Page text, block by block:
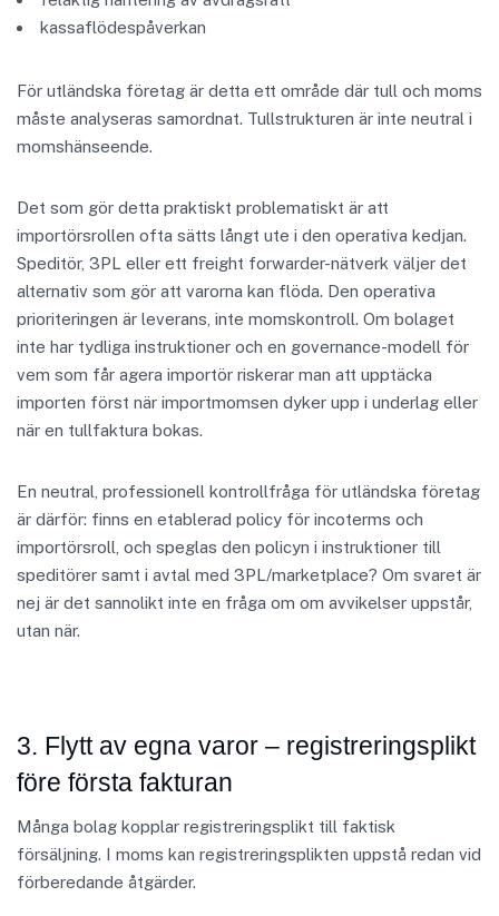
kassaflödespåverkan
För utländska företag är detta ett område där tull och moms
måste analyseras samordnat. Tullstrukturen är inte neutral i
momshänseende.
Det som gör detta praktiskt problematiskt är att
importörsrollen ofta sätts långt ute i den operativa kedjan.
Speditör, 3PL eller ett freight forwarder-nätverk väljer det
alternativ som gör att varorna kan flöda. Den operativa
prioriteringen är leverans, inte momskontroll. Om bolaget
inte har tydliga instruktioner och en governance-modell för
vem som får agera importör riskerar man att upptäcka
importen först när importmomsen dyker upp i underlag eller
när en tullfaktura bokas.
En neutral, professionell kontrollfråga för utländska företag
är därför: finns en etablerad policy för incoterms och
importörsroll, och speglas den policyn i instruktioner till
speditörer samt i avtal med 3PL/marketplace? Om svaret är
nej är det sannolikt inte en fråga om om avvikelser uppstår,
utan när.
3. Flytt av egna varor – registreringsplikt
före första fakturan
Många bolag kopplar registreringsplikt till faktisk
försäljning. I moms kan registreringsplikten uppstå redan vid
förberedande åtgärder.